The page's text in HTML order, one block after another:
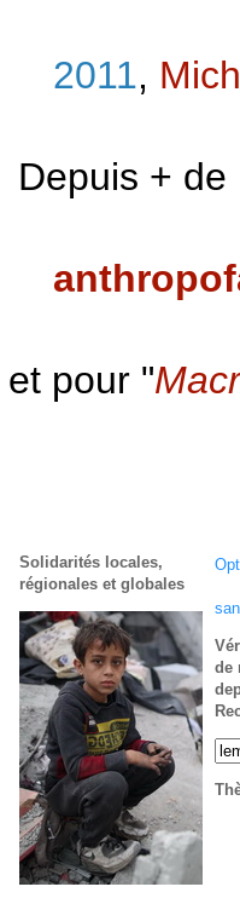
2011,
Depuis + de
et pour "
de
Solidarités locales,
régionales et globales